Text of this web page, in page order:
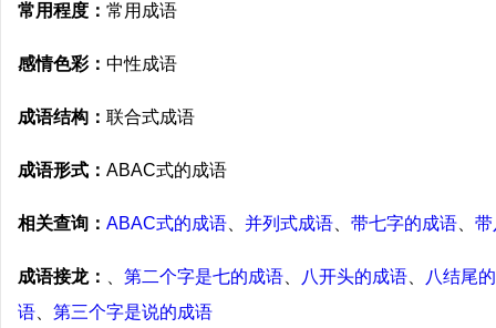
常用程度： 常用成语
感情色彩： 中性成语
成语结构： 联合式成语
成语形式： ABAC式的成语
相关查询： ABAC式的成语 并列式成语 带七字的成语 带
成语接龙： 第二个字是七的成语 八开头的成语
八结尾
语
第三个字是说的成语